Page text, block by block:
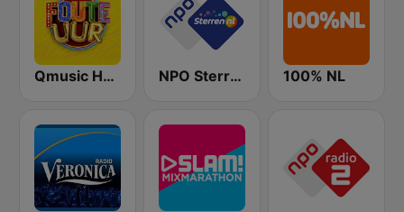
Qmusic Het Foute Uur NPO Sterren 100% NL